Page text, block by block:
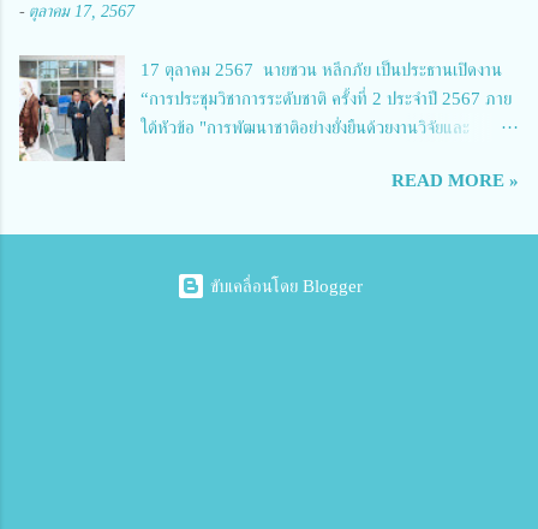
8.นายณัฐกฤต ภูทวี รองผู้อำนวยการวิทยาลัยเทคนิคตาก นายจักรภพ กล่าว
ยาวนาน มีบุคลากร นักเรียน นักศึกษาจำนวนมาก ต้องการควา...
- ตุลาคม 17, 2567
17 ตุลาคม 2567 นายชวน หลีกภัย เป็นประธานเปิดงาน
“การประชุมวิชาการระดับชาติ ครั้งที่ 2 ประจำปี 2567 ภาย
ใต้หัวข้อ "การพัฒนาชาติอย่างยั่งยืนด้วยงานวิจัยและ
Technology National Conference 2024: 'Towards
ชาติอยางยั่งยืนด้วยงานวิจัยและนวัตกรรม" และ นางสาวศิริ
นทร์พร เดียวตระกูล ผู้เชี่ยวชาญด้านระบบวิจัย ผู้อำนวย
READ MORE »
ขับเคลื่อนโดย Blogger